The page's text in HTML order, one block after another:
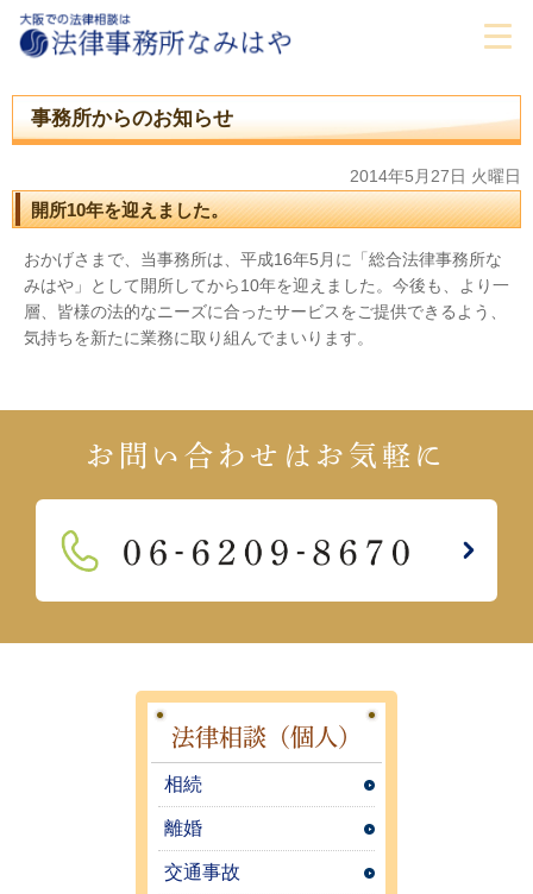
事務所からのお知らせ
2014年5月27日 火曜日
開所10年を迎えました。
おかげさまで、当事務所は、平成16年5月に「総合法律事務所な
みはや」として開所してから10年を迎えました。今後も、より一
層、皆様の法的なニーズに合ったサービスをご提供できるよう、
気持ちを新たに業務に取り組んでまいります。
お問い合わせはお気軽に
法律相談（個人）
相続
離婚
交通事故